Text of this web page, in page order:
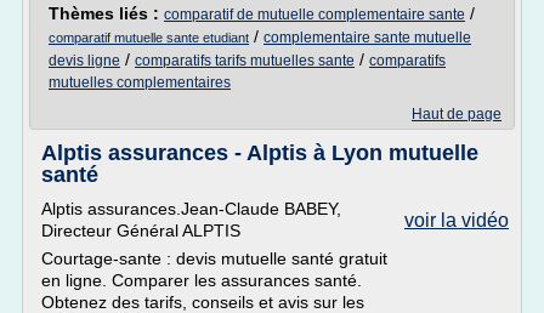
Thèmes liés : comparatif de mutuelle complementaire sante /
comparatif mutuelle sante etudiant / complementaire sante mutuelle
devis ligne / comparatifs tarifs mutuelles sante / comparatifs
mutuelles complementaires
Haut de page
Alptis assurances - Alptis à Lyon mutuelle
santé
voir la vidéo
Alptis assurances.Jean-Claude BABEY,
Directeur Général ALPTIS
Courtage-sante : devis mutuelle santé gratuit
en ligne. Comparer les assurances santé.
Obtenez des tarifs, conseils et avis sur les